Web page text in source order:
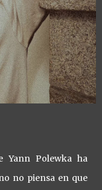
Yann Polewka ha
no piensa en que